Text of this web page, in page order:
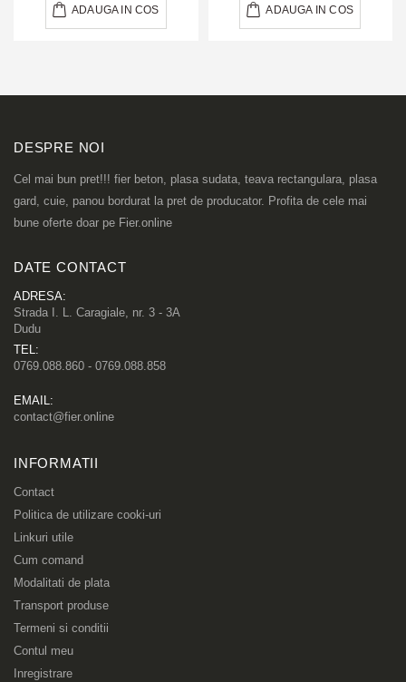
ADAUGA IN COS ADAUGA IN COS
DESPRE NOI
Cel mai bun pret!!! fier beton, plasa sudata, teava rectangulara, plasa
gard, cuie, panou bordurat la pret de producator. Profita de cele mai
bune oferte doar pe Fier.online
DATE CONTACT
ADRESA:
Strada I. L. Caragiale, nr. 3 - 3A
Dudu
TEL:
0769.088.860 - 0769.088.858
EMAIL:
contact@fier.online
INFORMATII
Contact
Politica de utilizare cooki-uri
Linkuri utile
Cum comand
Modalitati de plata
Transport produse
Termeni si conditii
Contul meu
Inregistrare